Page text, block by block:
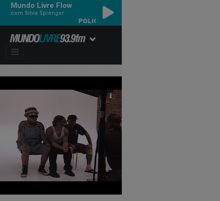
Mundo Livre Flow
com Silvia Sprenger
POLICE, THE - EVERY BREATH YOU TAKE